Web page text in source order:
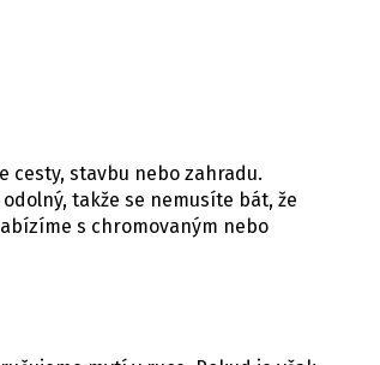
cesty, stavbu nebo zahradu.
takže se nemusíte bát, že
s chromovaným nebo